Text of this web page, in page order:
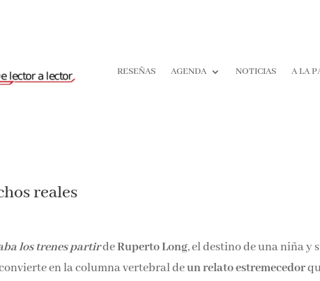
RESEÑAS AGENDA NOTICIAS A LA
reales
los trenes partirdeRuperto Long, el destino de una niña
en la columna vertebral deun relato estremecedor